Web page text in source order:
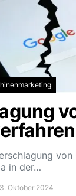
in der…
Oktober 2024